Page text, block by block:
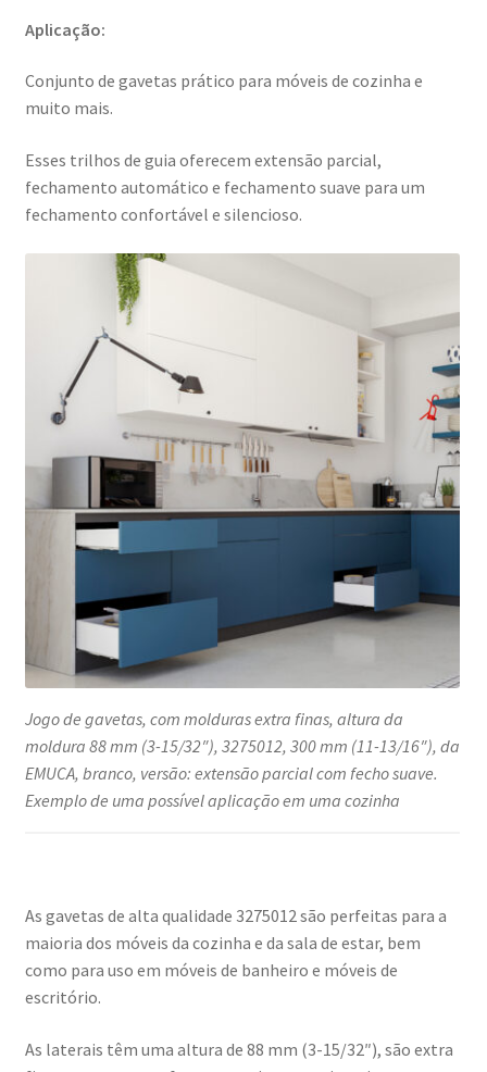
prático
móveis
de
e
muito
mais,
Aplicação:
Conjunto de gavetas prático para móveis de cozinha e
muito mais.
Esses trilhos de guia oferecem extensão parcial,
fechamento automático e fechamento suave para um
fechamento confortável e silencioso.
Jogo de gavetas, com molduras extra finas, altura da
moldura 88 mm (3-15/32″), 3275012, 300 mm (11-13/16″), da
EMUCA, branco, versão: extensão parcial com fecho suave.
Exemplo de uma possível aplicação em uma cozinha
As gavetas de alta qualidade 3275012 são perfeitas para a
maioria dos móveis da cozinha e da sala de estar, bem
como para uso em móveis de banheiro e móveis de
escritório.
As laterais têm uma altura de 88 mm (3-15/32″), são extra